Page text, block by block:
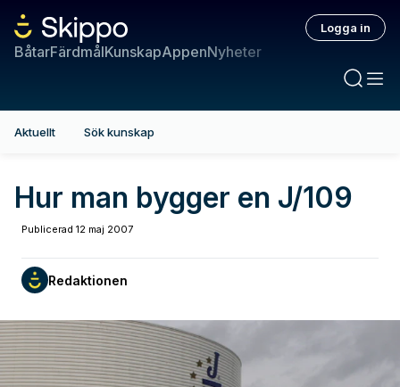
BåtarFärdmålKunskapAppenNyheter
Logga in
Aktuellt Sök kunskap
Hur man bygger en J/109
Publicerad 12 maj 2007
Redaktionen